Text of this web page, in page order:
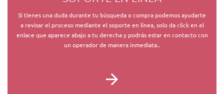
Si tienes una duda durante tu búsqueda o compra podemos ayudarte
a revisar el proceso mediante el soporte en línea, solo da click en el
enlace que aparece abajo a tu derecha y podrás estar en contacto con
un operador de manera inmediata..